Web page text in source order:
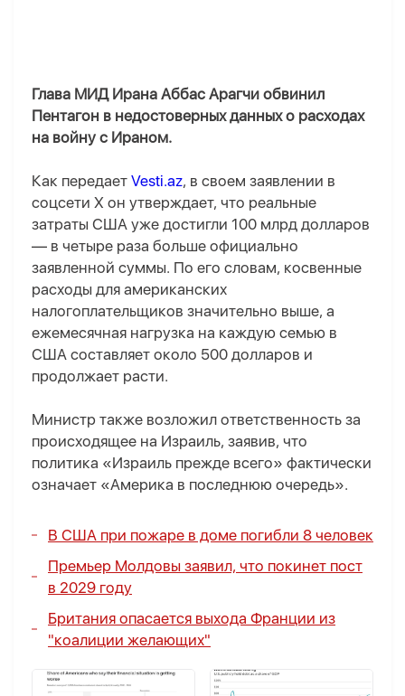
Глава МИД Ирана Аббас Арагчи обвинил
Пентагон в недостоверных данных о расходах
на войну с Ираном.
Как передает Vesti.az, в своем заявлении в
соцсети X он утверждает, что реальные
затраты США уже достигли 100 млрд долларов
— в четыре раза больше официально
заявленной суммы. По его словам, косвенные
расходы для американских
налогоплательщиков значительно выше, а
ежемесячная нагрузка на каждую семью в
США составляет около 500 долларов и
продолжает расти.
Министр также возложил ответственность за
происходящее на Израиль, заявив, что
политика «Израиль прежде всего» фактически
означает «Америка в последнюю очередь».
В США при пожаре в доме погибли 8 человек
Премьер Молдовы заявил, что покинет пост
в 2029 году
Британия опасается выхода Франции из
"коалиции желающих"